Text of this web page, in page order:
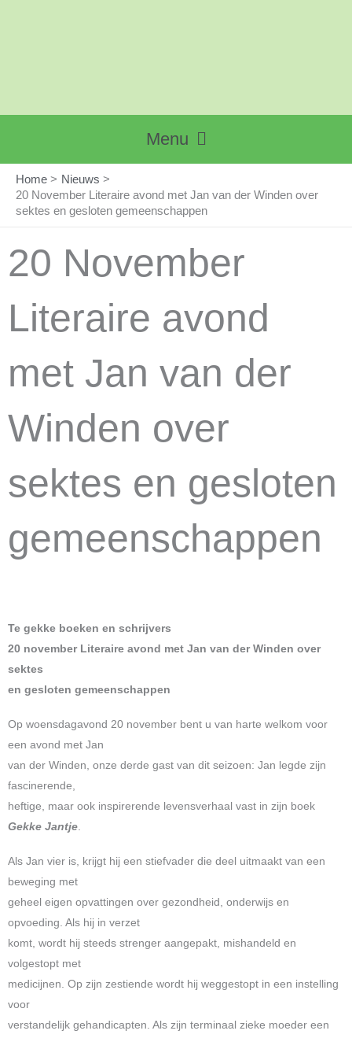
Main
Menu
Menu
Home
Nieuws
20 November Literaire avond met Jan van der Winden over
sektes en gesloten gemeenschappen
20 November
Literaire avond
met Jan van der
Winden over
sektes en gesloten
gemeenschappen
Te gekke boeken en schrijvers
20 november Literaire avond met Jan van der Winden over
sektes
en gesloten gemeenschappen
Op woensdagavond 20 november bent u van harte welkom voor
een avond met Jan
van der Winden, onze derde gast van dit seizoen: Jan legde zijn
fascinerende,
heftige, maar ook inspirerende levensverhaal vast in zijn boek
Gekke Jantje
Als Jan vier is, krijgt hij een stiefvader die deel uitmaakt van een
beweging met
geheel eigen opvattingen over gezondheid, onderwijs en
opvoeding. Als hij in verzet
komt, wordt hij steeds strenger aangepakt, mishandeld en
volgestopt met
medicijnen. Op zijn zestiende wordt hij weggestopt in een instelling
voor
verstandelijk gehandicapten. Als zijn terminaal zieke moeder een